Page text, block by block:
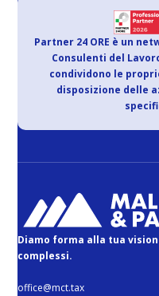
Partner 24 ORE è un
Consulenti del
condividono le
disposizione delle
Diamo forma alla tua
complessi.
office@mct.tax